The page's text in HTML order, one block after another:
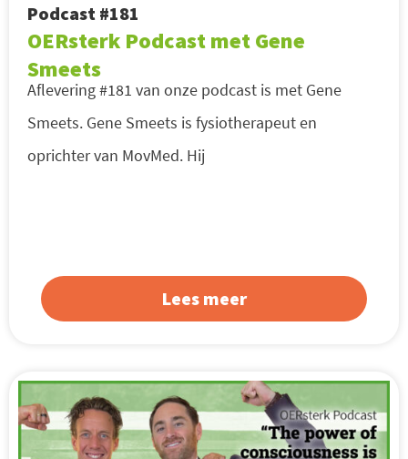
Podcast #181
OERsterk Podcast met Gene
Smeets
Aflevering #181 van onze podcast is met Gene
Smeets. Gene Smeets is fysiotherapeut en
oprichter van MovMed. Hij
Lees meer